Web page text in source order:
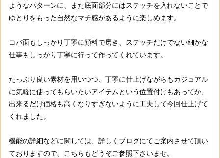
ようなパターンに、また底面部分にはステッチを入れないことで
ゆとりをもった自然なマチ感があるように楽しめます。
コバ面もしっかり丁寧に顔料で磨き、ステッチだけでない細かな
仕事もしっかり丁寧に行って作ってくれています。
たっぷり良い素材を用いつつ、丁寧に仕上げながらもカジュアル
に気軽に使ってもらいたいアイテムという位置付けもあってか、
出来るだけ価格も高くなりすぎないように工夫して今回仕上げて
くれました。
機能の詳細などに関しては、詳しくブログにてご案内させて頂い
ておりますので、こちらもどうぞご参照下さいませ。